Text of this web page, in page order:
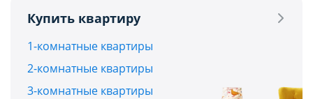
Купить квартиру
1-комнатные квартиры
2-комнатные квартиры
3-комнатные квартиры